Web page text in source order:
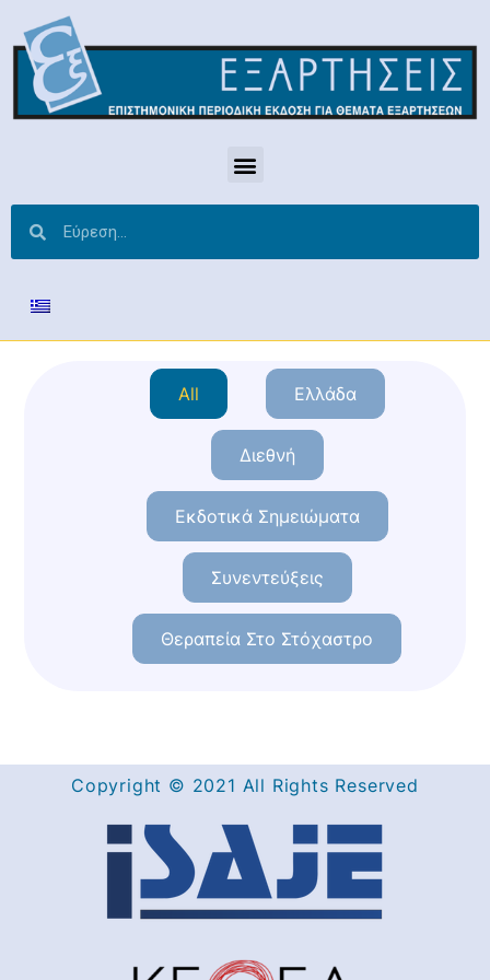
All Ελλάδα
Διεθνή
Εκδοτικά Σημειώματα
Συνεντεύξεις
Θεραπεία Στο Στόχαστρο
Copyright © 2021 All Rights Reserved